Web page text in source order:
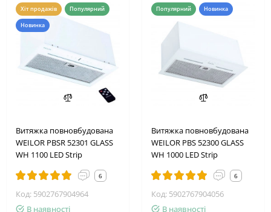
Хіт продажів Популярний
Новинка
Витяжка повновбудована
WEILOR PBSR 52301 GLASS
WH 1100 LED Strip
6
Код: 5902767904964
В наявності
Популярний Новинка
Витяжка повновбудована
WEILOR PBS 52300 GLASS
WH 1000 LED Strip
6
Код: 5902767904056
В наявності